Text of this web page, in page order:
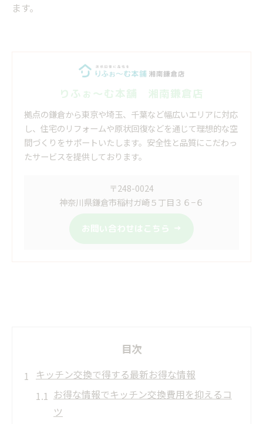
ます。
りふぉ～む本舗 湘南鎌倉店
拠点の鎌倉から東京や埼玉、千葉など幅広いエリアに対応
し、住宅のリフォームや原状回復などを通じて理想的な空
間づくりをサポートいたします。安全性と品質にこだわっ
たサービスを提供しております。
〒248-0024
神奈川県鎌倉市稲村ガ崎５丁目３６−６
お問い合わせはこちら
目次
キッチン交換で得する最新お得な情報
お得な情報でキッチン交換費用を抑えるコ
ツ